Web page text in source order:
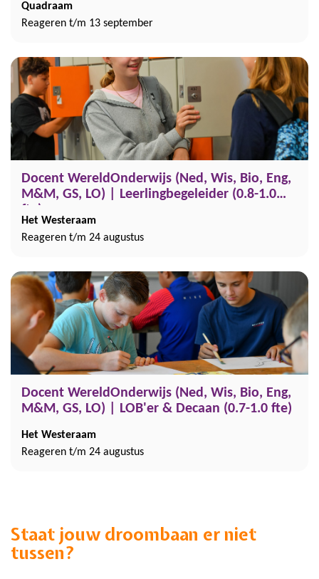
Quadraam
Reageren t/m 13 september
Docent WereldOnderwijs (Ned, Wis, Bio, Eng,
M&M, GS, LO) | Leerlingbegeleider (0.8-1.0
Het Westeraam
Reageren t/m 24 augustus
Docent WereldOnderwijs (Ned, Wis, Bio, Eng,
M&M, GS, LO) | LOB'er & Decaan (0.7-1.0 fte)
Het Westeraam
Reageren t/m 24 augustus
Staat jouw droombaan er niet
tussen?